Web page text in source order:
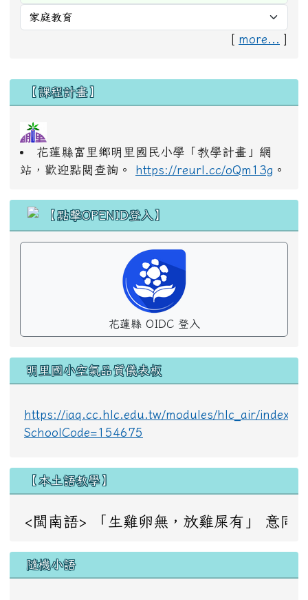
[ more...
右邊區域內容
【課程計畫】
花蓮縣富里鄉明里國民小學「教學計畫」網
站，歡迎點閱查詢。
https://reurl.cc/oQm13g 。
花蓮縣 OIDC 登入
明里國小空氣品質儀表板
https://iaq.cc.hlc.edu.tw/modules/hlc_air/
SchoolCode=154675
【本土語教學】
<閩南語> 「生雞卵無，放雞屎有」 意
隨機小語